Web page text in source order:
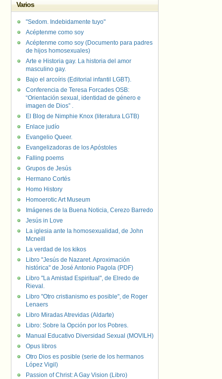
Varios
"Sedom. Indebidamente tuyo"
Acéptenme como soy
Acéptenme como soy (Documento para padres
de hijos homosexuales)
Arte e Historia gay. La historia del amor
masculino gay.
Bajo el arcoíris (Editorial infantil LGBT).
Conferencia de Teresa Forcades OSB:
“Orientación sexual, identidad de género e
imagen de Dios” .
El Blog de Nimphie Knox (literatura LGTB)
Enlace judío
Evangelio Queer.
Evangelizadoras de los Apóstoles
Falling poems
Grupos de Jesús
Hermano Cortés
Homo History
Homoerotic Art Museum
Imágenes de la Buena Noticia, Cerezo Barredo
Jesús in Love
La iglesia ante la homosexualidad, de John
Mcneill
La verdad de los kikos
Libro "Jesús de Nazaret. Aproximación
histórica" de José Antonio Pagola (PDF)
Libro "La Amistad Espiritual", de Elredo de
Rieval.
Libro "Otro cristianismo es posible", de Roger
Lenaers
Libro Miradas Atrevidas (Aldarte)
Libro: Sobre la Opción por los Pobres.
Manual Educativo Diversidad Sexual (MOVILH)
Opus libros
Otro Dios es posible (serie de los hermanos
López Vigil)
Passion of Christ: A Gay Vision (Libro)